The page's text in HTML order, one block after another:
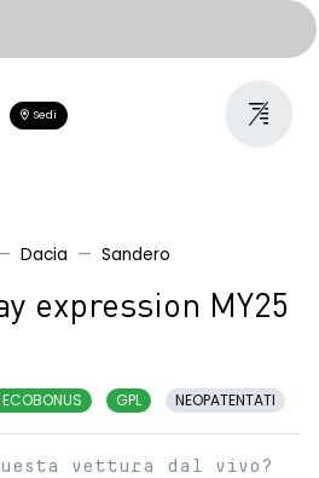
Sedi
Dacia Sandero
expression MY25
ECOBONUS GPL NEOPATENTATI
vettura dal vivo?